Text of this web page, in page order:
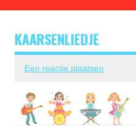
KAARSENLIEDJE
Een reactie plaatsen